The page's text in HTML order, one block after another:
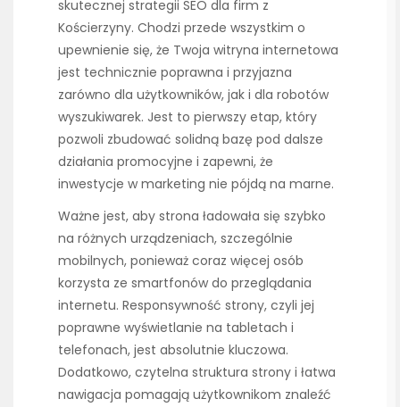
skutecznej strategii SEO dla firm z
Kościerzyny. Chodzi przede wszystkim o
upewnienie się, że Twoja witryna internetowa
jest technicznie poprawna i przyjazna
zarówno dla użytkowników, jak i dla robotów
wyszukiwarek. Jest to pierwszy etap, który
pozwoli zbudować solidną bazę pod dalsze
działania promocyjne i zapewni, że
inwestycje w marketing nie pójdą na marne.
Ważne jest, aby strona ładowała się szybko
na różnych urządzeniach, szczególnie
mobilnych, ponieważ coraz więcej osób
korzysta ze smartfonów do przeglądania
internetu. Responsywność strony, czyli jej
poprawne wyświetlanie na tabletach i
telefonach, jest absolutnie kluczowa.
Dodatkowo, czytelna struktura strony i łatwa
nawigacja pomagają użytkownikom znaleźć